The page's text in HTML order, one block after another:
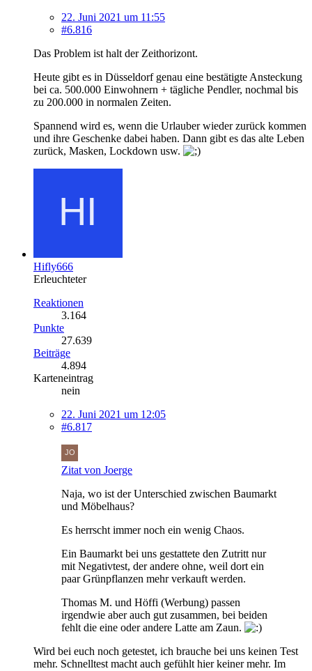
22. Juni 2021 um 11:55
#6.816
Das Problem ist halt der Zeithorizont.
Heute gibt es in Düsseldorf genau eine bestätigte Ansteckung
bei ca. 500.000 Einwohnern + tägliche Pendler, nochmal bis
zu 200.000 in normalen Zeiten.
Spannend wird es, wenn die Urlauber wieder zurück kommen
und ihre Geschenke dabei haben. Dann gibt es das alte Leben
zurück, Masken, Lockdown usw.
Hifly666
Erleuchteter
Reaktionen
3.164
Punkte
27.639
Beiträge
4.894
Karteneintrag
nein
22. Juni 2021 um 12:05
#6.817
Zitat von Joerge
Naja, wo ist der Unterschied zwischen Baumarkt
und Möbelhaus?
Es herrscht immer noch ein wenig Chaos.
Ein Baumarkt bei uns gestattete den Zutritt nur
mit Negativtest, der andere ohne, weil dort ein
paar Grünpflanzen mehr verkauft werden.
Thomas M. und Höffi (Werbung) passen
irgendwie aber auch gut zusammen, bei beiden
fehlt die eine oder andere Latte am Zaun.
Wird bei euch noch getestet, ich brauche bei uns keinen Test
mehr. Schnelltest macht auch gefühlt hier keiner mehr. Im